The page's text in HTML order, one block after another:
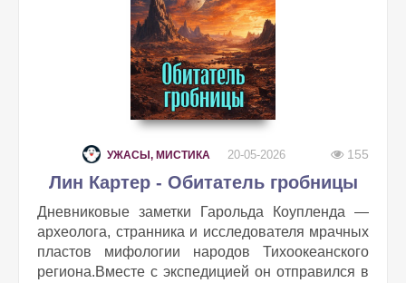
УЖАСЫ, МИСТИКА 20-05-2026 155
Лин Картер - Обитатель гробницы
Дневниковые заметки Гарольда Коупленда —
археолога, странника и исследователя мрачных
пластов мифологии народов Тихоокеанского
региона.Вместе с экспедицией он отправился в